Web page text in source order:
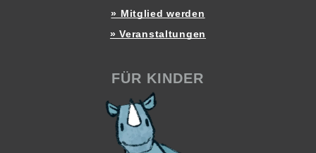
» Mitglied werden
» Veranstaltungen
FÜR KINDER